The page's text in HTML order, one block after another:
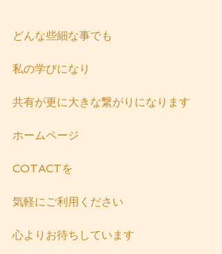
どんな些細な事でも
私の学びになり
共有が更に大きな繋がりになります
ホームページ
COTACTを
気軽にご利用ください
心よりお待ちしています